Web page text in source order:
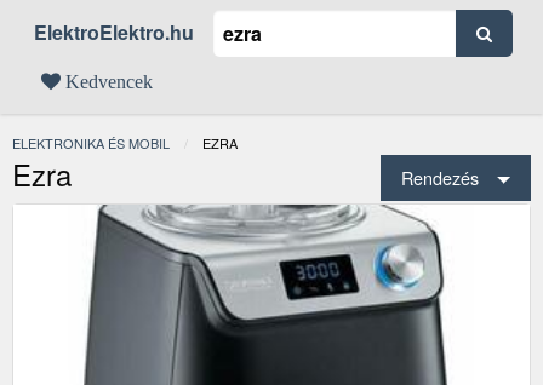
ElektroElektro.hu
Kedvencek
ELEKTRONIKA ÉS MOBIL JELENLEGI:
EZRA
Ezra Rendezés